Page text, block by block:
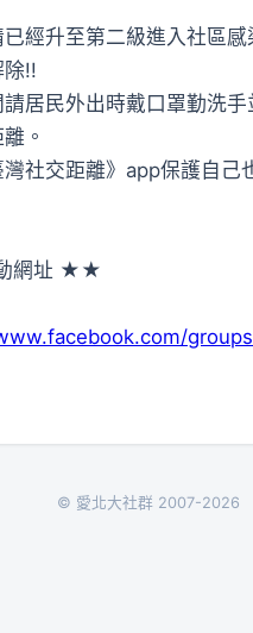
經升至第二級進入社區感
除!!
居民外出時戴口罩勤洗手
。
灣社交距離》app保護自己
網址 ★★
© 愛北大社群 2007-2026